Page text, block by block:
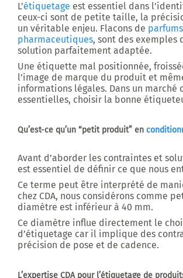
L’étiquetage est essentiel dans
ceux-ci sont de petite taille, la
un véritable enjeu. Flacons de
pharmaceutiques, sont des
solution parfaitement adaptée.
Une étiquette mal positionnée,
l’image de marque du produit et
informations légales. Dans un
essentielles, choisir la bonne
Qu’est-ce qu’un “petit produit” en
Avant d’aborder les contraintes et
est essentiel de définir ce que nous
Ce terme peut être interprété de
chez CDA, nous considérons comme
diamètre est inférieur à 40 mm.
Ce diamètre influe directement le
d’étiquetage car il implique des
précision de pose et de cadence.
L’expertise CDA pour l’étiquetage de